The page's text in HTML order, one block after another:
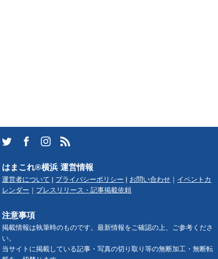
はまこれ®横浜 運営情報
運営者について プライバシーポリシー お問い合わせ
イベントカ
レンダー
プレスリリース・記事掲載依頼
注意事項
掲載情報は執筆時のものです。最新情報をご確認の上、ご参考くださ
い。
当サイトに掲載している記事・写真の切り取り等の無断加工・無断転